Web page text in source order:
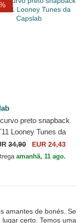
preto snapback
Looney Tunes da
34,90 EUR 24,43
amanhã, 11 ago.
amantes de bonés. Se
certo. Temos uma